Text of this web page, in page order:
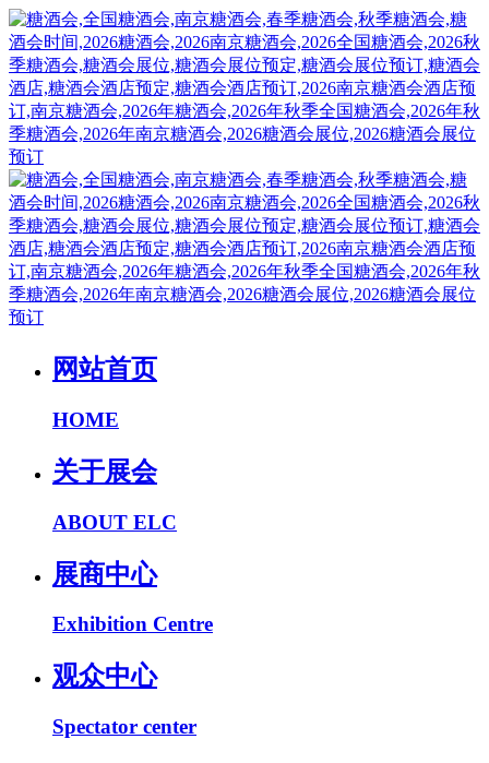
网站首页
HOME
关于展会
ABOUT ELC
展商中心
Exhibition Centre
观众中心
Spectator center